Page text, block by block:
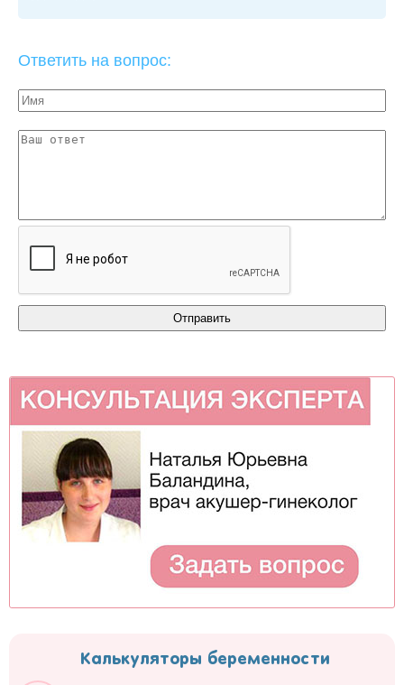
Ответить на вопрос:
Калькуляторы беременности